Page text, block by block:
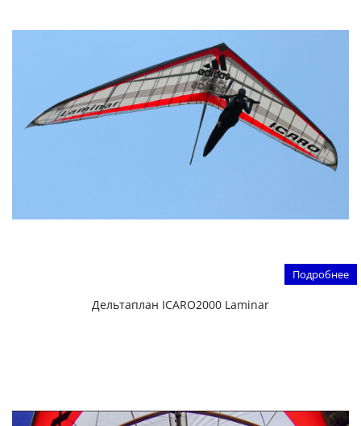
Подробнее
Дельтаплан ICARO2000 Laminar